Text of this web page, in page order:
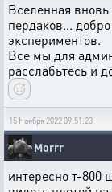
Вселенная
пердаков...
экспериментов.
Все мы для
расслабьтесь и
15 Ноября 2022 09:51:23
Morrr
интересно т-800